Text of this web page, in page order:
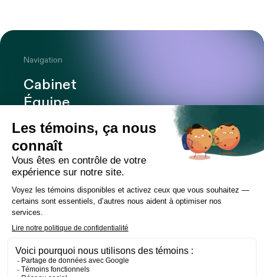
Navigation
Cabinet
Équipe
Expertises
Bureaux
Carrière
Transactions
Nouvelles
Contact
LinkedIn Instagram